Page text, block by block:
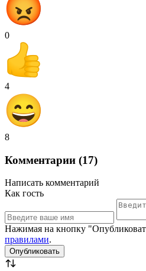
0
4
8
Комментарии (17)
Написать комментарий
Как гость
Нажимая на кнопку
правилами.